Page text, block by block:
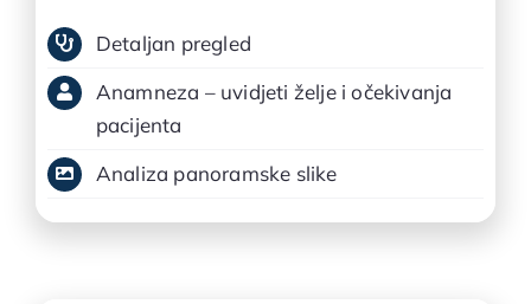
Detaljan pregled
Anamneza – uvidjeti želje i očekivanja
pacijenta
Analiza panoramske slike